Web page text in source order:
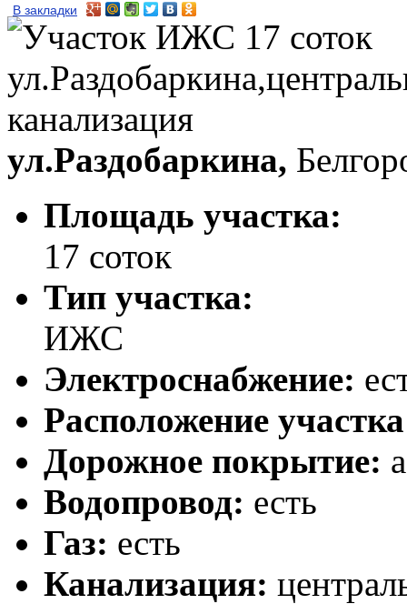
В закладки
ул.Раздобаркина,
Площадь участка:
17 соток
Тип участка:
ИЖС
Электроснабжение:
Расположение
Дорожное покрытие:
Водопровод: есть
Газ: есть
Канализация: